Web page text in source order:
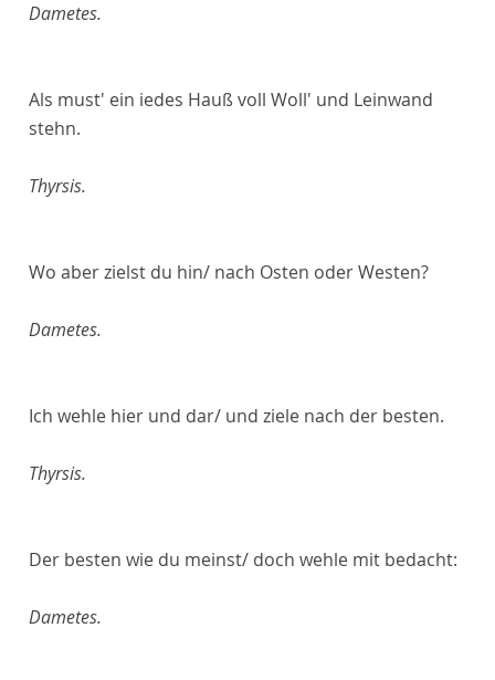
Dametes.
Als must' ein iedes Hauß voll Woll' und Leinwand
stehn.
Thyrsis.
Wo aber zielst du hin/ nach Osten oder Westen?
Dametes.
Ich wehle hier und dar/ und ziele nach der besten.
Thyrsis.
Der besten wie du meinst/ doch wehle mit bedacht:
Dametes.